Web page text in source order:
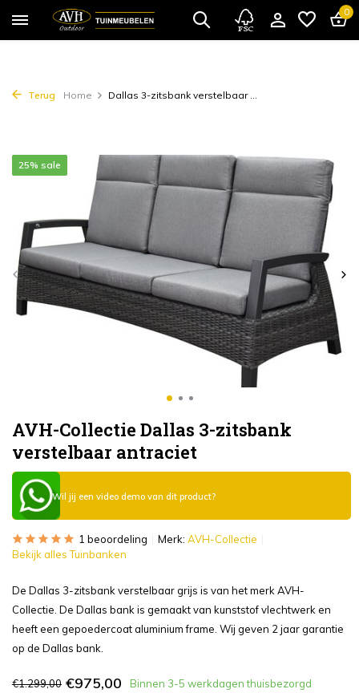
0
Terug Home Dallas 3-zitsbank verstelbaar ...
AVH-Collectie Dallas 3-zitsbank
verstelbaar antraciet
25% sale
Wil jij een video demo van dit product?
1 beoordeling Merk: AVH-Collectie
Bekijk alles Tuinbanken
De Dallas 3-zitsbank verstelbaar grijs is van het merk AVH-
Collectie. De Dallas bank is gemaakt van kunststof vlechtwerk en
heeft een gepoedercoat aluminium frame. Wij geven 2 jaar garantie
op de Dallas bank.
€1.299,00 €975,00 Binnen 3-5 werkdagen thuisbezorgd